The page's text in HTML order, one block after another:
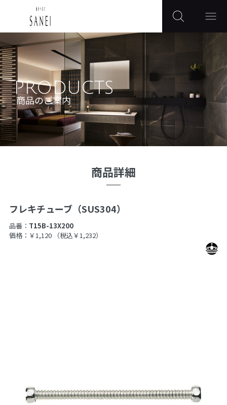
PRODUCTS
商品のご案内
商品詳細
フレキチューブ（SUS304）
品番： T15B-13X200
価格：￥1,120
（税込￥1,232）